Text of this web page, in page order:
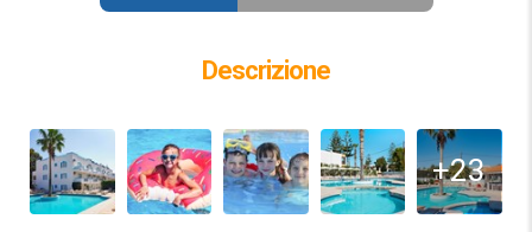
Descrizione
+23